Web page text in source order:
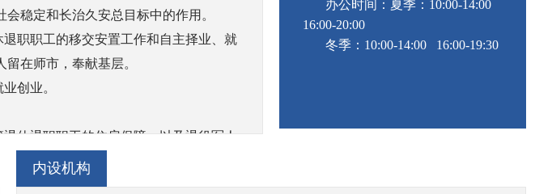
稳定和长治久安总目标中的作用。
职职工的移交安置工作和自主择业、就
在师市，奉献基层。
创业。
休退职职工的住房保障，以及退役军人
疗、疗养、养老等机构的规划政策并组
办公时间：夏季：10:00-14:00
16:00-20:00
冬季：10:00-14:00 16:00-19:30
内设机构